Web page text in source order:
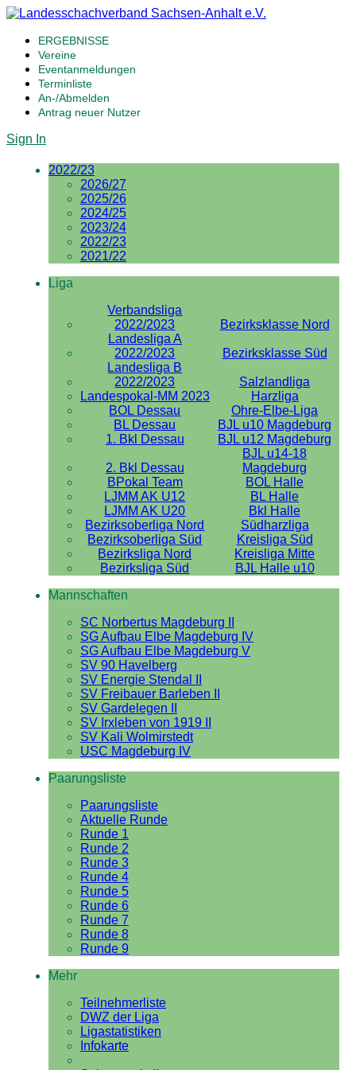
ERGEBNISSE
Vereine
Eventanmeldungen
Terminliste
An-/Abmelden
Antrag neuer Nutzer
Sign In
2022/23
2026/27
2025/26
2024/25
2023/24
2022/23
2021/22
Liga
Verbandsliga
2022/2023
Bezirksklasse Nord
Landesliga A
2022/2023
Bezirksklasse Süd
Landesliga B
2022/2023
Salzlandliga
Landespokal-MM 2023
Harzliga
BOL Dessau
Ohre-Elbe-Liga
BL Dessau
BJL u10 Magdeburg
1. Bkl Dessau
BJL u12 Magdeburg
2. Bkl Dessau
BJL u14-18
Magdeburg
BPokal Team
BOL Halle
LJMM AK U12
BL Halle
LJMM AK U20
Bkl Halle
Bezirksoberliga Nord
Südharzliga
Bezirksoberliga Süd
Kreisliga Süd
Bezirksliga Nord
Kreisliga Mitte
Bezirksliga Süd
BJL Halle u10
Mannschaften
SC Norbertus Magdeburg II
SG Aufbau Elbe Magdeburg IV
SG Aufbau Elbe Magdeburg V
SV 90 Havelberg
SV Energie Stendal II
SV Freibauer Barleben II
SV Gardelegen II
SV Irxleben von 1919 II
SV Kali Wolmirstedt
USC Magdeburg IV
Paarungsliste
Paarungsliste
Aktuelle Runde
Runde 1
Runde 2
Runde 3
Runde 4
Runde 5
Runde 6
Runde 7
Runde 8
Runde 9
Mehr
Teilnehmerliste
DWZ der Liga
Ligastatistiken
Infokarte